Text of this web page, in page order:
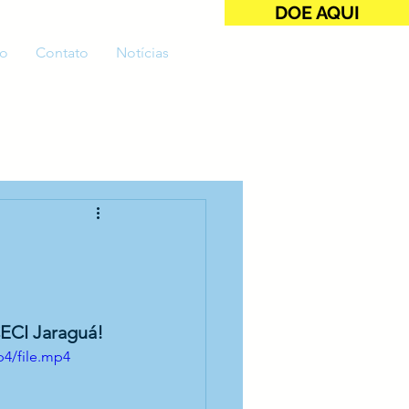
DOE AQUI
Contato Notícias
Jaraguá!
file.mp4